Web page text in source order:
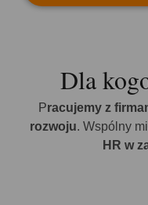
Dla
Pracujemy z
rozwoju. Wspólny
HR w